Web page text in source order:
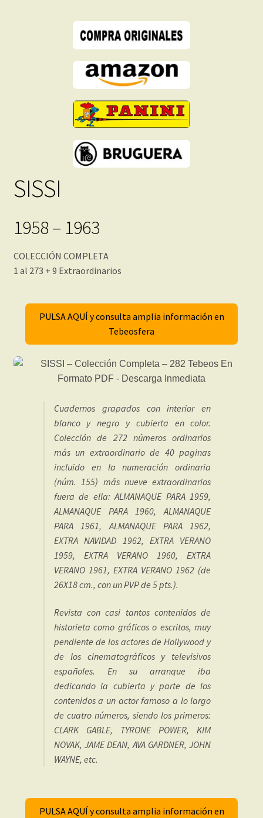
SISSI
1958 – 1963
COLECCIÓN COMPLETA
1 al 273 + 9 Extraordinarios
PULSA AQUÍ y consulta amplia información en
Tebeosfera
Cuadernos grapados con interior en
blanco y negro y cubierta en color.
Colección de 272 números ordinarios
más un extraordinario de 40 paginas
incluido en la numeración ordinaria
(núm. 155) más nueve extraordinarios
fuera de ella: ALMANAQUE PARA 1959,
ALMANAQUE PARA 1960, ALMANAQUE
PARA 1961, ALMANAQUE PARA 1962,
EXTRA NAVIDAD 1962, EXTRA VERANO
1959, EXTRA VERANO 1960, EXTRA
VERANO 1961, EXTRA VERANO 1962 (de
26X18 cm., con un PVP de 5 pts.).
Revista con casi tantos contenidos de
historieta como gráficos o escritos, muy
pendiente de los actores de Hollywood y
de los cinematográficos y televisivos
españoles. En su arranque iba
dedicando la cubierta y parte de los
contenidos a un actor famoso a lo largo
de cuatro números, siendo los primeros:
CLARK GABLE, TYRONE POWER, KIM
NOVAK, JAME DEAN, AVA GARDNER, JOHN
WAYNE, etc.
PULSA AQUÍ y consulta amplia información en